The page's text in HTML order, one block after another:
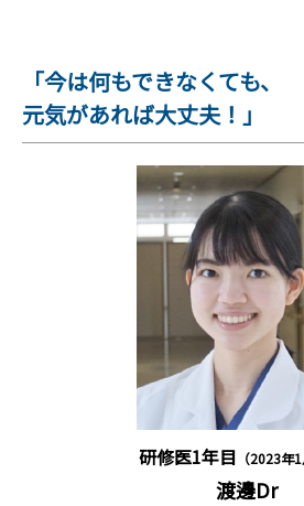
「今は何もできなくても、
元気があれば大丈夫！」
研修医1年目 （2023年
渡邊Dr